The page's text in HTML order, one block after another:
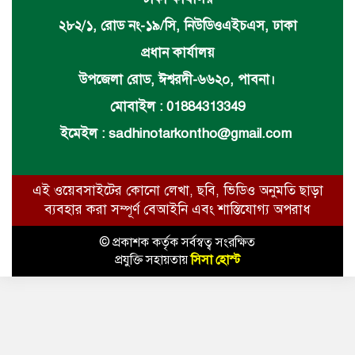
২৮২/১, রোড নং-১৯/সি, নিউডিওএইচএস, ঢাকা
প্রধান কার্যালয়
উপজেলা রোড, ঈশ্বরদী-৬৬২০, পাবনা।
মোবাইল : 01884313349
ইমেইল : sadhinotarkontho@gmail.com
এই ওয়েবসাইটের কোনো লেখা, ছবি, ভিডিও অনুমতি ছাড়া
ব্যবহার করা সম্পূর্ণ বেআইনি এবং শাস্তিযোগ্য অপরাধ
© প্রকাশক কর্তৃক সর্বস্বত্ব সংরক্ষিত
প্রযুক্তি সহায়তায়সিসা হোস্ট